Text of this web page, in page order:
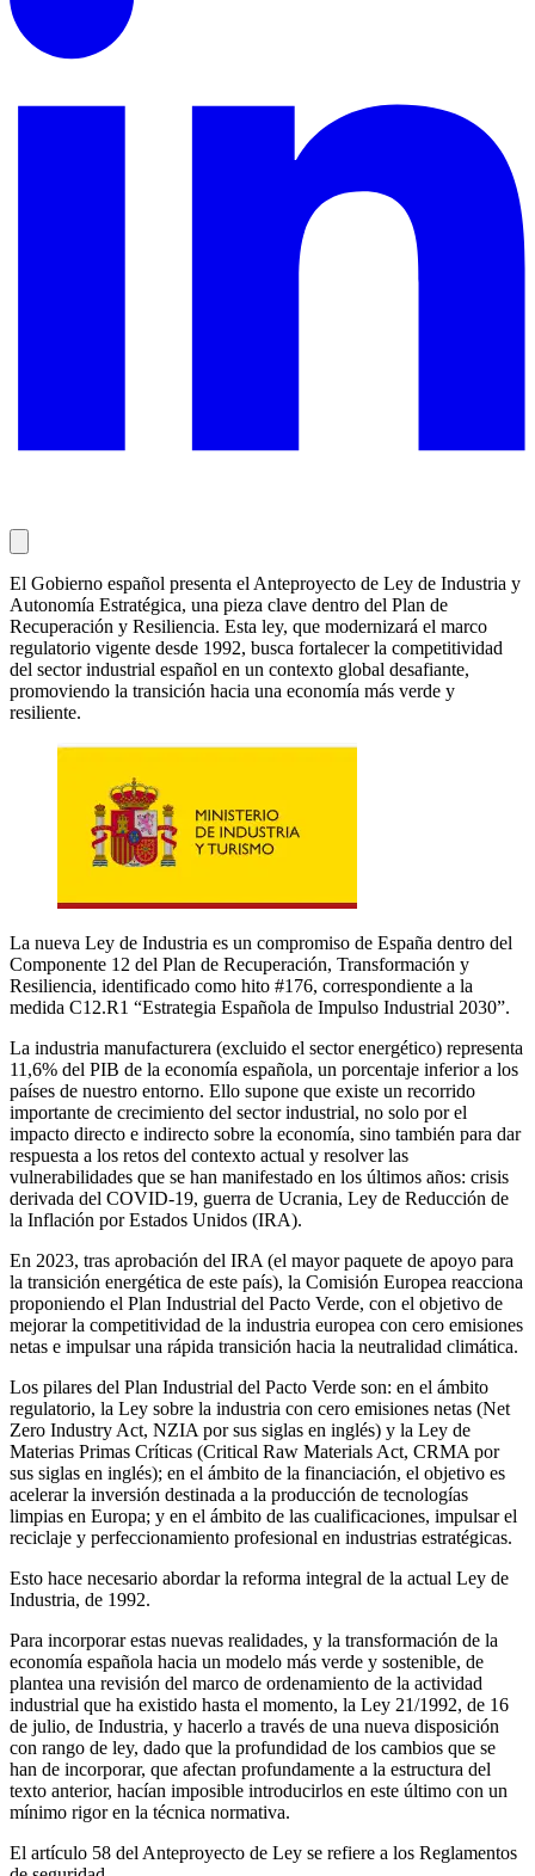
El Gobierno español presenta el Anteproyecto de Ley de Industria y
Autonomía Estratégica, una pieza clave dentro del Plan de
Recuperación y Resiliencia. Esta ley, que modernizará el marco
regulatorio vigente desde 1992, busca fortalecer la competitividad
del sector industrial español en un contexto global desafiante,
promoviendo la transición hacia una economía más verde y
resiliente.
La nueva Ley de Industria es un compromiso de España dentro del
Componente 12 del Plan de Recuperación, Transformación y
Resiliencia, identificado como hito #176, correspondiente a la
medida C12.R1 “Estrategia Española de Impulso Industrial 2030”.
La industria manufacturera (excluido el sector energético) representa
11,6% del PIB de la economía española, un porcentaje inferior a los
países de nuestro entorno. Ello supone que existe un recorrido
importante de crecimiento del sector industrial, no solo por el
impacto directo e indirecto sobre la economía, sino también para dar
respuesta a los retos del contexto actual y resolver las
vulnerabilidades que se han manifestado en los últimos años: crisis
derivada del COVID-19, guerra de Ucrania, Ley de Reducción de
la Inflación por Estados Unidos (IRA).
En 2023, tras aprobación del IRA (el mayor paquete de apoyo para
la transición energética de este país), la Comisión Europea reacciona
proponiendo el Plan Industrial del Pacto Verde, con el objetivo de
mejorar la competitividad de la industria europea con cero emisiones
netas e impulsar una rápida transición hacia la neutralidad climática.
Los pilares del Plan Industrial del Pacto Verde son: en el ámbito
regulatorio, la Ley sobre la industria con cero emisiones netas (Net
Zero Industry Act, NZIA por sus siglas en inglés) y la Ley de
Materias Primas Críticas (Critical Raw Materials Act, CRMA por
sus siglas en inglés); en el ámbito de la financiación, el objetivo es
acelerar la inversión destinada a la producción de tecnologías
limpias en Europa; y en el ámbito de las cualificaciones, impulsar el
reciclaje y perfeccionamiento profesional en industrias estratégicas.
Esto hace necesario abordar la reforma integral de la actual Ley de
Industria, de 1992.
Para incorporar estas nuevas realidades, y la transformación de la
economía española hacia un modelo más verde y sostenible, de
plantea una revisión del marco de ordenamiento de la actividad
industrial que ha existido hasta el momento, la Ley 21/1992, de 16
de julio, de Industria, y hacerlo a través de una nueva disposición
con rango de ley, dado que la profundidad de los cambios que se
han de incorporar, que afectan profundamente a la estructura del
texto anterior, hacían imposible introducirlos en este último con un
mínimo rigor en la técnica normativa.
El artículo 58 del Anteproyecto de Ley se refiere a los Reglamentos